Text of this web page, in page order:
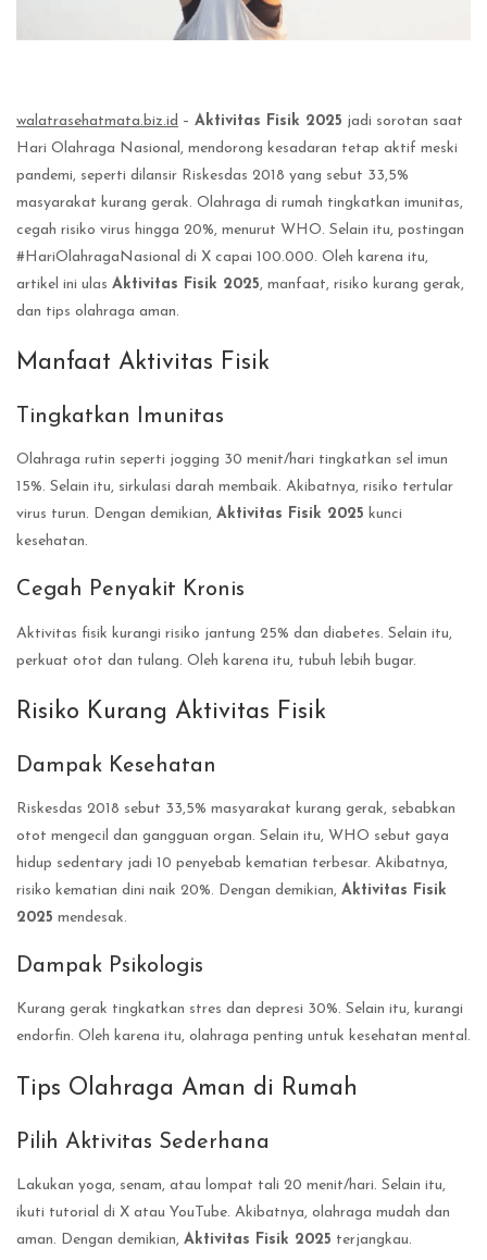
walatrasehatmata.biz.id – Aktivitas Fisik 2025 jadi sorotan saat
Hari Olahraga Nasional, mendorong kesadaran tetap aktif meski
pandemi, seperti dilansir Riskesdas 2018 yang sebut 33,5%
masyarakat kurang gerak. Olahraga di rumah tingkatkan imunitas,
cegah risiko virus hingga 20%, menurut WHO. Selain itu, postingan
#HariOlahragaNasional di X capai 100.000. Oleh karena itu,
artikel ini ulas Aktivitas Fisik 2025, manfaat, risiko kurang gerak,
dan tips olahraga aman.
Manfaat Aktivitas Fisik
Tingkatkan Imunitas
Olahraga rutin seperti jogging 30 menit/hari tingkatkan sel imun
15%. Selain itu, sirkulasi darah membaik. Akibatnya, risiko tertular
virus turun. Dengan demikian, Aktivitas Fisik 2025 kunci
kesehatan.
Cegah Penyakit Kronis
Aktivitas fisik kurangi risiko jantung 25% dan diabetes. Selain itu,
perkuat otot dan tulang. Oleh karena itu, tubuh lebih bugar.
Risiko Kurang Aktivitas Fisik
Dampak Kesehatan
Riskesdas 2018 sebut 33,5% masyarakat kurang gerak, sebabkan
otot mengecil dan gangguan organ. Selain itu, WHO sebut gaya
hidup sedentary jadi 10 penyebab kematian terbesar. Akibatnya,
risiko kematian dini naik 20%. Dengan demikian, Aktivitas Fisik
2025 mendesak.
Dampak Psikologis
Kurang gerak tingkatkan stres dan depresi 30%. Selain itu, kurangi
endorfin. Oleh karena itu, olahraga penting untuk kesehatan mental.
Tips Olahraga Aman di Rumah
Pilih Aktivitas Sederhana
Lakukan yoga, senam, atau lompat tali 20 menit/hari. Selain itu,
ikuti tutorial di X atau YouTube. Akibatnya, olahraga mudah dan
aman. Dengan demikian, Aktivitas Fisik 2025 terjangkau.